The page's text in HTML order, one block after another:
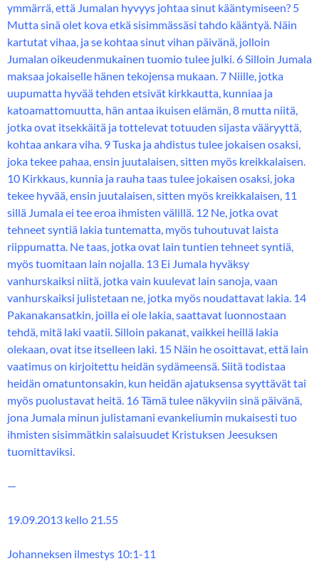
ymmärrä, että Jumalan hyvyys johtaa sinut kääntymiseen? 5
Mutta sinä olet kova etkä sisimmässäsi tahdo kääntyä. Näin
kartutat vihaa, ja se kohtaa sinut vihan päivänä, jolloin
Jumalan oikeudenmukainen tuomio tulee julki. 6 Silloin Jumala
maksaa jokaiselle hänen tekojensa mukaan. 7 Niille, jotka
uupumatta hyvää tehden etsivät kirkkautta, kunniaa ja
katoamattomuutta, hän antaa ikuisen elämän, 8 mutta niitä,
jotka ovat itsekkäitä ja tottelevat totuuden sijasta vääryyttä,
kohtaa ankara viha. 9 Tuska ja ahdistus tulee jokaisen osaksi,
joka tekee pahaa, ensin juutalaisen, sitten myös kreikkalaisen.
10 Kirkkaus, kunnia ja rauha taas tulee jokaisen osaksi, joka
tekee hyvää, ensin juutalaisen, sitten myös kreikkalaisen, 11
sillä Jumala ei tee eroa ihmisten välillä. 12 Ne, jotka ovat
tehneet syntiä lakia tuntematta, myös tuhoutuvat laista
riippumatta. Ne taas, jotka ovat lain tuntien tehneet syntiä,
myös tuomitaan lain nojalla. 13 Ei Jumala hyväksy
vanhurskaiksi niitä, jotka vain kuulevat lain sanoja, vaan
vanhurskaiksi julistetaan ne, jotka myös noudattavat lakia. 14
Pakanakansatkin, joilla ei ole lakia, saattavat luonnostaan
tehdä, mitä laki vaatii. Silloin pakanat, vaikkei heillä lakia
olekaan, ovat itse itselleen laki. 15 Näin he osoittavat, että lain
vaatimus on kirjoitettu heidän sydämeensä. Siitä todistaa
heidän omatuntonsakin, kun heidän ajatuksensa syyttävät tai
myös puolustavat heitä. 16 Tämä tulee näkyviin sinä päivänä,
jona Jumala minun julistamani evankeliumin mukaisesti tuo
ihmisten sisimmätkin salaisuudet Kristuksen Jeesuksen
tuomittaviksi.
—
19.09.2013 kello 21.55
Johanneksen ilmestys 10:1-11